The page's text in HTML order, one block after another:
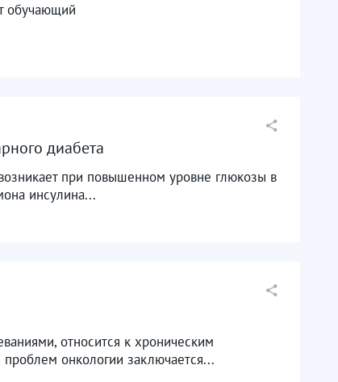
обучающий
диабета
при повышенном уровне глюкозы в
инсулина...
относится к хроническим
онкологии заключается...